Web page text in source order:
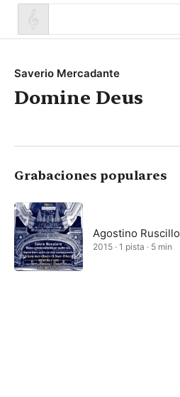
Saverio Mercadante
Domine Deus
Grabaciones populares
Agostino Ruscillo
2015 · 1 pista · 5 min